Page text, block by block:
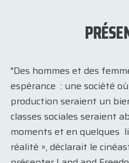
"Des hommes et des
espérance : une société
production seraient un
classes sociales seraient
moments et en quelques
réalité », déclarait le